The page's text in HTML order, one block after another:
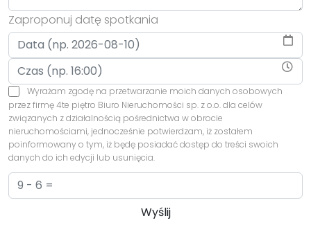
Zaproponuj datę spotkania
Wyrażam zgodę na przetwarzanie moich danych osobowych
przez firmę 4te piętro Biuro Nieruchomości sp. z o.o. dla celów
związanych z działalnością pośrednictwa w obrocie
nieruchomościami, jednocześnie potwierdzam, iż zostałem
poinformowany o tym, iż będę posiadać dostęp do treści swoich
danych do ich edycji lub usunięcia.